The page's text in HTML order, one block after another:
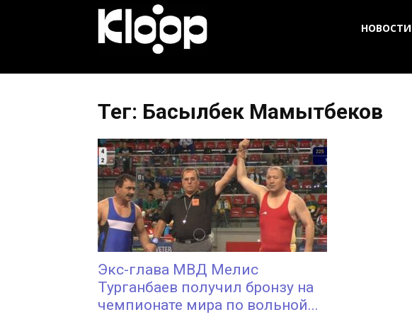
Новости
Кыргызстана
НОВОСТИ
Тег: Басылбек Мамытбеков
Экс-глава МВД Мелис
Турганбаев получил бронзу на
чемпионате мира по вольной...